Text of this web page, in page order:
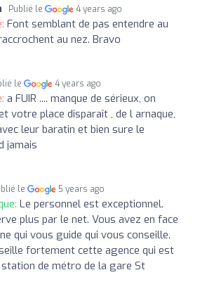
Publié le 4 years ago
Font semblant de pas entendre au
au nez. Bravo
le 4 years ago
a FUIR .... manque de sérieux, on
votre place disparaît , de l arnaque,
leur baratin et bien sure le
jamais
le 5 years ago
Le personnel est exceptionnel.
plus par le net. Vous avez en face
qui vous guide qui vous conseille.
fortement cette agence qui est
de métro de la gare St